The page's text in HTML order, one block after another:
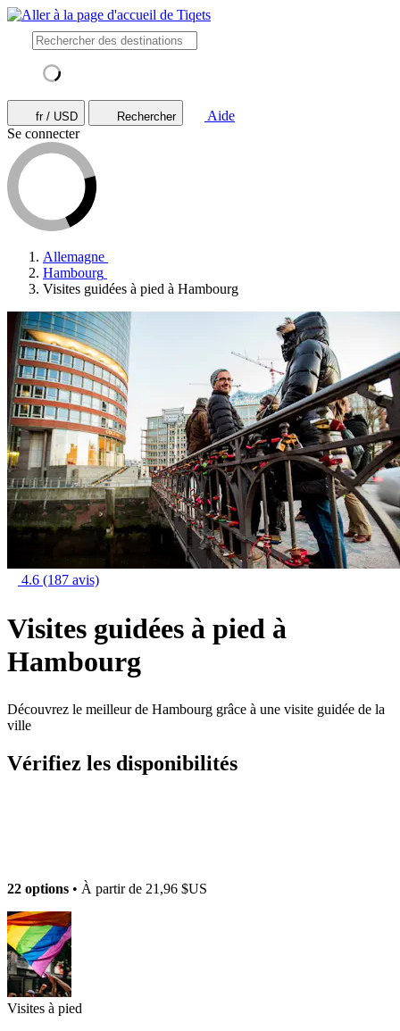
fr / USD Rechercher
Aide
Se connecter
Allemagne
Hambourg
Visites guidées à pied à Hambourg
4.6 (187 avis)
Visites guidées à pied à
Hambourg
Découvrez le meilleur de Hambourg grâce à une visite guidée de la
ville
Vérifiez les disponibilités
22 options • À partir de 21,96 $US
Visites à pied